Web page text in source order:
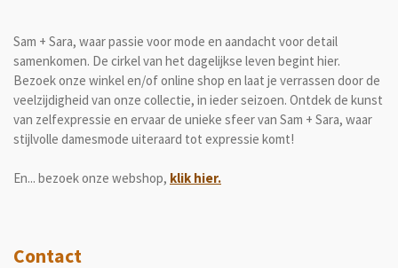
Sam + Sara, waar passie voor mode en aandacht voor detail
samenkomen. De cirkel van het dagelijkse leven begint hier.
Bezoek onze winkel en/of online shop en laat je verrassen door de
veelzijdigheid van onze collectie, in ieder seizoen. Ontdek de kunst
van zelfexpressie en ervaar de unieke sfeer van Sam + Sara, waar
stijlvolle damesmode uiteraard tot expressie komt!
En... bezoek onze webshop, klik hier.
Contact